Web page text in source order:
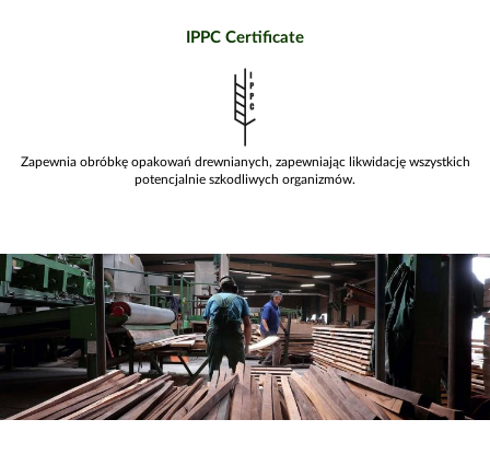
IPPC
Certificate
IPPC Certificate
Zapewnia obróbkę opakowań drewnianych, zapewniając likwidację wszystkich
potencjalnie szkodliwych organizmów.